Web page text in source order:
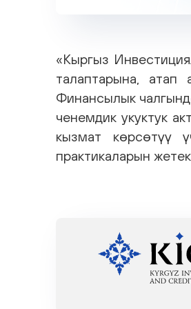
«Кыргыз
талаптарына, атап
Финансылык
ченемдик укуктук
кызмат көрсөтүү
практикаларын